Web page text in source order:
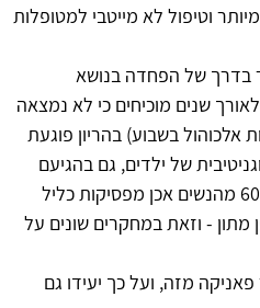
וטיפול לא מייטבי למטופלות
בדרך של הפחדה בנושא
שנים מוכיחים כי לא נמצאה
אלכוהול בשבוע) בהריון פוגעת
של ילדים, גם בהגיעם
לגילאי 7 או 10. נמצא עוד כי 60% מהנשים אכן מפסיקות כליל
- וזאת במחקרים שונים על
מזה, ועל כך יעידו גם